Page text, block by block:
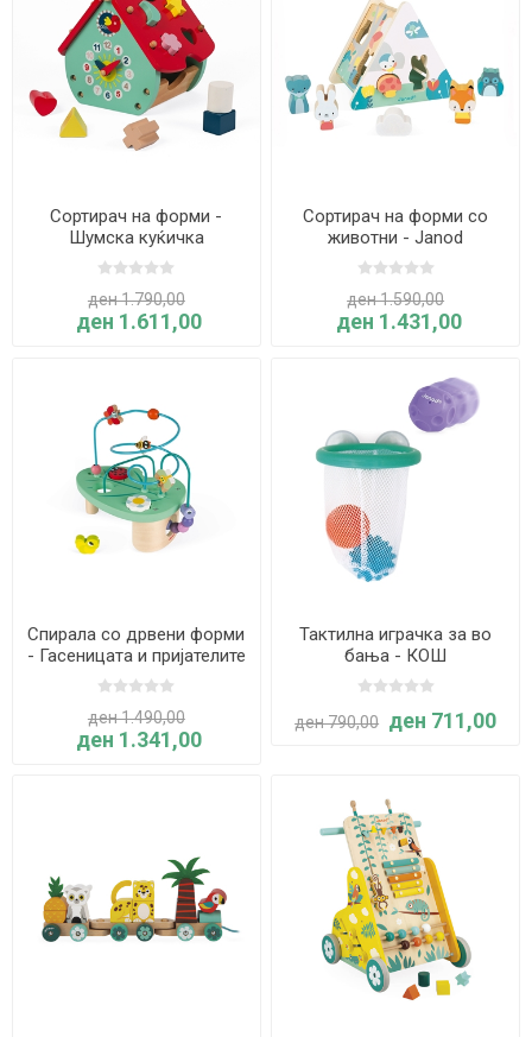
Сортирач на форми -
Шумска куќичка
ден 1.790,00
ден 1.611,00
Сортирач на форми со
животни - Janod
ден 1.590,00
ден 1.431,00
Спирала со дрвени форми
- Гасеницата и пријателите
ден 1.490,00
ден 1.341,00
Тактилна играчка за во
бања - КОШ
ден 790,00 ден 711,00